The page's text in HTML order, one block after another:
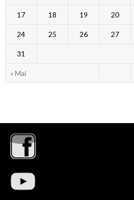
« Mai
17 18 19 20
24 25 26 27
31